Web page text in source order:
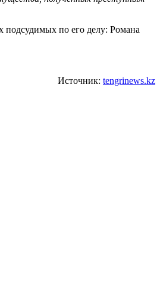
подсудимых по его делу: Романа
Источник: tengrinews.kz